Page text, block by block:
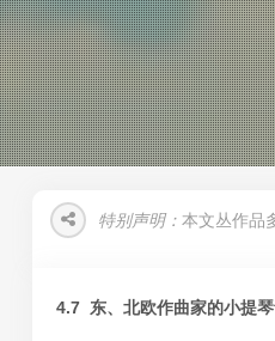
特别声明： 本文丛作品
4.7 东、北欧作曲家的小提